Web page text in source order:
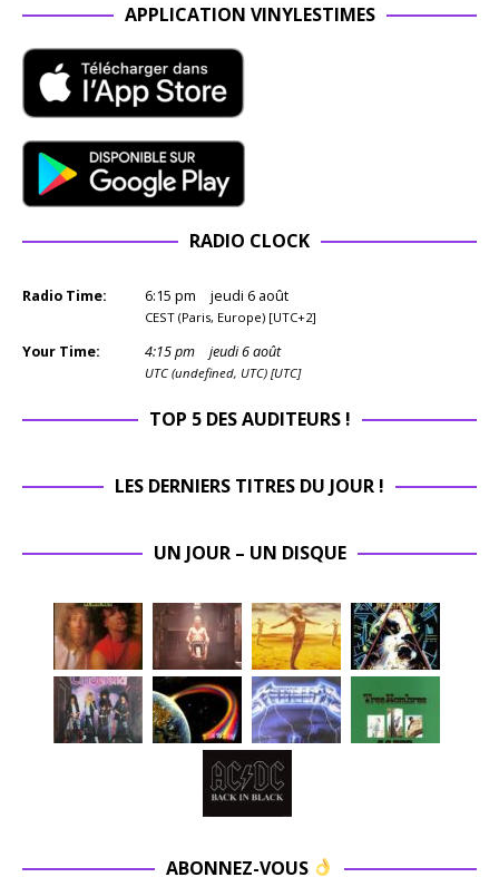
APPLICATION VINYLESTIMES
RADIO CLOCK
Radio Time: 6:15 pm jeudi 6 août
CEST (Paris, Europe) [UTC+2]
Your Time: 4:15pm jeudi 6 août
UTC (undefined, UTC) [UTC]
TOP 5 DES AUDITEURS !
LES DERNIERS TITRES DU JOUR !
UN JOUR – UN DISQUE
ABONNEZ-VOUS